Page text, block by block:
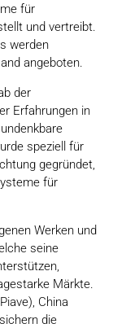
für
und vertreibt.
werden
angeboten.
der
Erfahrungen in
speziell für
gegründet,
für
Werken und
seine
Märkte.
China
die